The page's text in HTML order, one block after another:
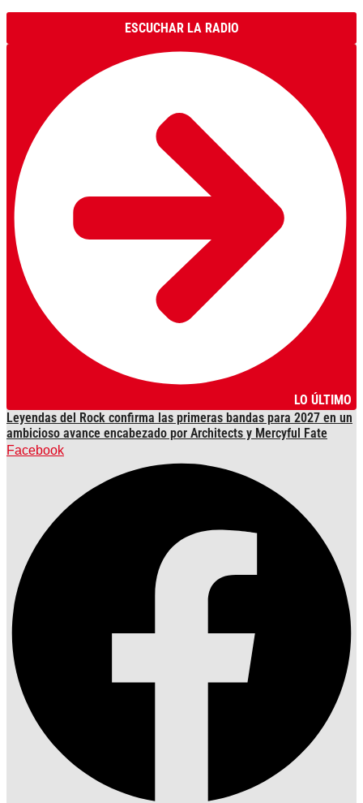
ESCUCHAR LA RADIO
LO ÚLTIMO
Leyendas del Rock confirma las primeras bandas para 2027 en un
ambicioso avance encabezado por Architects y Mercyful Fate
Facebook